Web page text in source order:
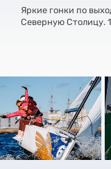
Яркие гонки по
Северную Столицу.